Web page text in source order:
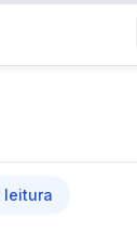
leitura